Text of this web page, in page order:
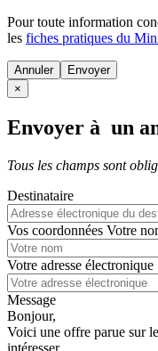
Pour toute information
les fiches pratiques du
Annuler
×
Envoyer à un
Tous les champs sont
Destinataire
Vos coordonnées Votre
Votre adresse électronique
Message
Bonjour,
Voici une offre parue sur
intéresser.